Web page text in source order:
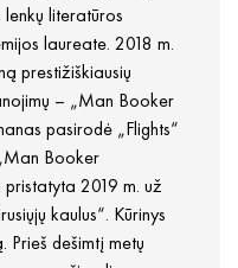
literatūros
laureate. 2018 m.
prestižiškiausių
– „Man Booker
pasirodė „Flights“
Booker
2019 m. už
kaulus“. Kūrinys
dešimtį metų